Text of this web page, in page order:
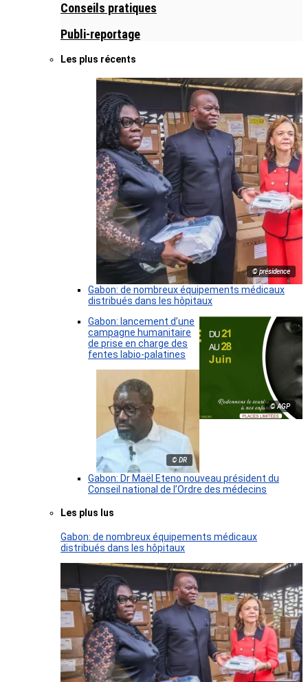
Conseils pratiques
Publi-reportage
Les plus récents
© présidence
Gabon: de nombreux équipements médicaux
distribués dans les hôpitaux
© AGP
Gabon: lancement d’une
campagne humanitaire
de prise en charge des
fentes labio-palatines
© DR
Gabon: Dr Maël Eteno nouveau président du
Conseil national de l’Ordre des médecins
Les plus lus
Gabon: de nombreux équipements médicaux
distribués dans les hôpitaux